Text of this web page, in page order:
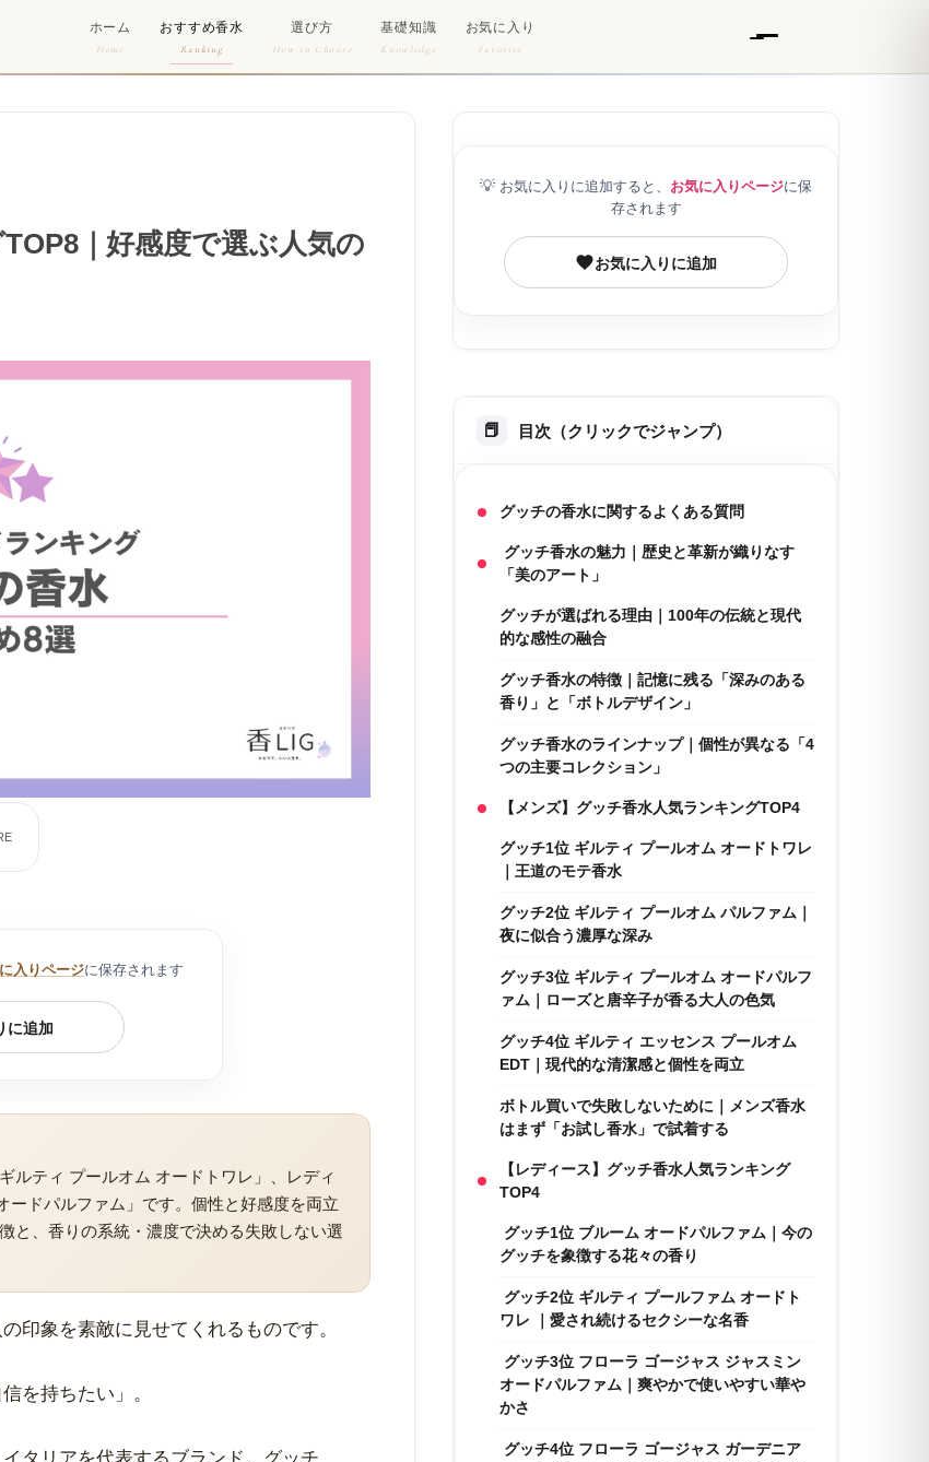
ホーム
Home
おすすめ香水
Ranking
選び方
How to Choose
基礎知識
Knowledge
お気に入り
Favorite
｜好感度で選ぶ人気の
入りページに保存されます
に追加
ルティ プールオム オードトワレ」、レディ
ードパルファム」です。個性と好感度を両立
と、香りの系統・濃度で決める失敗しない選
印象を素敵に見せてくれるものです。
を持ちたい」。
💡 お気に入りに追加すると、 お気に入りページに保
存されます
お気に入りに追加
目次（クリックでジャンプ）
グッチの香水に関するよくある質問
グッチ香水の魅力｜歴史と革新が織りなす
「美のアート」
グッチが選ばれる理由｜100年の伝統と現代
的な感性の融合
グッチ香水の特徴｜記憶に残る「深みのある
香り」と「ボトルデザイン」
グッチ香水のラインナップ｜個性が異なる「4
つの主要コレクション」
【メンズ】グッチ香水人気ランキングTOP4
グッチ1位 ギルティ プールオム オードトワレ
｜王道のモテ香水
グッチ2位 ギルティ プールオム パルファム｜
夜に似合う濃厚な深み
グッチ3位 ギルティ プールオム オードパルフ
ァム｜ローズと唐辛子が香る大人の色気
グッチ4位 ギルティ エッセンス プールオム
EDT｜現代的な清潔感と個性を両立
ボトル買いで失敗しないために｜メンズ香水
はまず「お試し香水」で試着する
【レディース】グッチ香水人気ランキング
TOP4
グッチ1位 ブルーム オードパルファム｜今の
グッチを象徴する花々の香り
グッチ2位 ギルティ プールファム オードト
ワレ ｜愛され続けるセクシーな名香
グッチ3位 フローラ ゴージャス ジャスミン
オードパルファム｜爽やかで使いやすい華や
かさ
グッチ4位 フローラ ゴージャス ガーデニア